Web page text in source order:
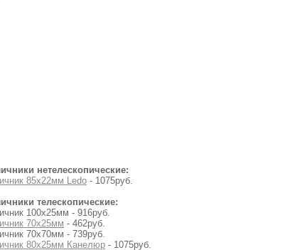
нетелескопические:
85х22мм Ledo - 1075руб.
телескопические:
100х25мм - 916руб.
70х25мм - 462руб.
70х70мм - 739руб.
80х25мм Канелюр - 1075руб.